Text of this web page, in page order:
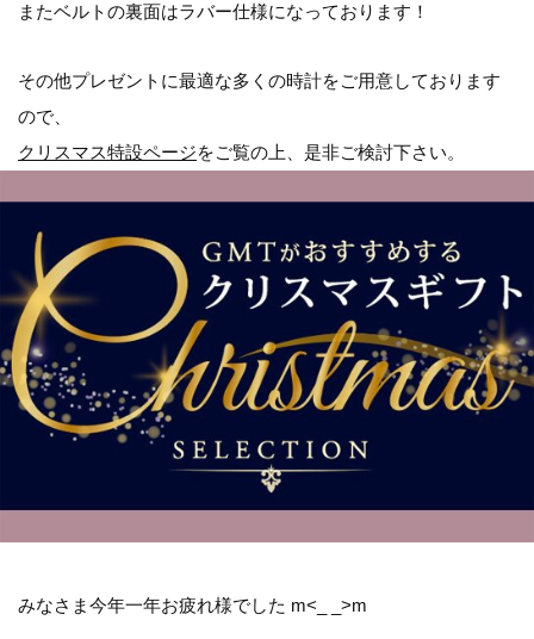
またベルトの裏面はラバー仕様になっております！
その他プレゼントに最適な多くの時計をご用意しております
ので、
クリスマス特設ページをご覧の上、是非ご検討下さい。
みなさま今年一年お疲れ様でした m<_ _>m